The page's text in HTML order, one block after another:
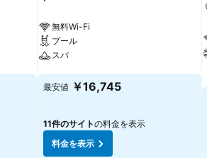
無料Wi-Fi
プール
スパ
料金を表示
最安値 ￥16,745
11件のサイトの料金を表示
料金を表示